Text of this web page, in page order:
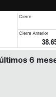
Cierre
Cierre Anterior
6